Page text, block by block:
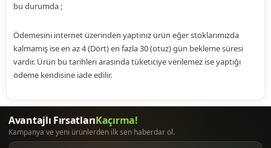
bu durumda ;
Ödemesini internet üzerinden yaptınız ürün eğer stoklarımızda
kalmamış ise en az 4 (Dört) en fazla 30 (otuz) gün bekleme süresi
vardır. Ürün bu tarihleri arasında tüketiciye verilemez ise yaptığı
ödeme kendisine iade edilir.